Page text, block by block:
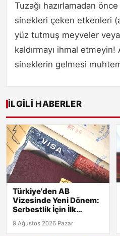
Tuzağı hazırlamadan
sinekleri çeken etkenleri
yüz tutmuş meyveler
kaldırmayı ihmal
sineklerin gelmesi
İLGILI HABERLER
Türkiye'den AB
Vizesinde Yeni Dönem:
Serbestlik İçin İlk
Adımlar Atıldı!
9 Ağustos 2026 Pazar